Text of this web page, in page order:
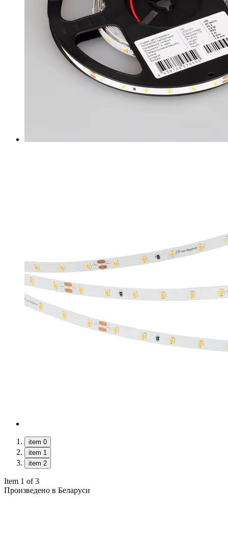
item 0
item 1
item 2
Item 1 of 3
Произведено в Беларуси